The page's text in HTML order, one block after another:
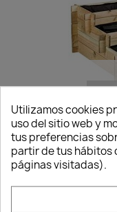
días
Utilizamos cookies
uso del sitio web y
tus preferencias
partir de tus hábitos
páginas visitadas).